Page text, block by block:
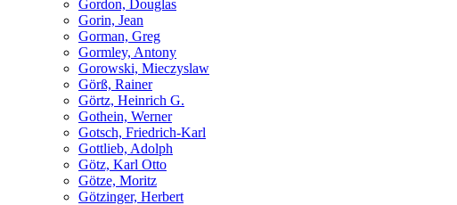
Gordon, Douglas
Gorin, Jean
Gorman, Greg
Gormley, Antony
Gorowski, Mieczyslaw
Görß, Rainer
Görtz, Heinrich G.
Gothein, Werner
Gotsch, Friedrich-Karl
Gottlieb, Adolph
Götz, Karl Otto
Götze, Moritz
Götzinger, Herbert